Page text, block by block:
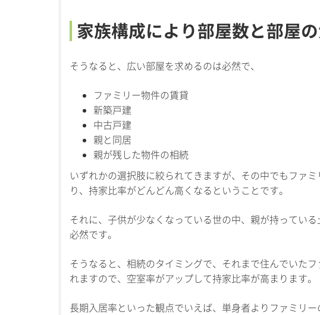
家族構成により部屋数と部屋
そうなると、広い部屋を求めるのは必然で、
ファミリー物件の賃貸
新築戸建
中古戸建
親と同居
親が残した物件の相続
いずれかの選択肢に絞られてきますが、その中でもファ
り、持家比率がどんどん高くなるということです。
それに、子供が少なくなっている世の中、親が持ってい
必然です。
そうなると、相続のタイミングで、それまで住んでいた
れますので、空室率がアップして持家比率が高まります。
長期入居率といった観点でいえば、単身者よりファミリ